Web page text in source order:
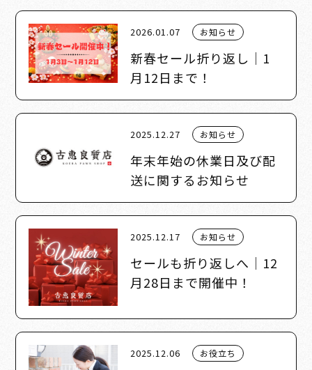
2026.01.07 お知らせ
新春セール折り返し｜1
月12日まで！
2025.12.27 お知らせ
年末年始の休業日及び配
送に関するお知らせ
2025.12.17 お知らせ
セールも折り返しへ｜12
月28日まで開催中！
2025.12.06 お役立ち